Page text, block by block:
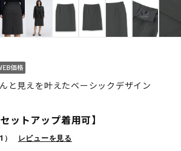
と見えを叶えたベーシックデザイン
ットアップ着用可】
） レビューを見る